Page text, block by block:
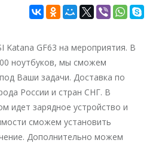
Katana GF63 на мероприятия. В
ноутбуков, мы сможем
Ваши задачи. Доставка по
России и стран СНГ. В
идет зарядное устройство и
сможем установить
Дополнительно можем